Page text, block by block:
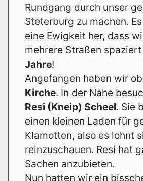
Rundgang durch unser
Steterburg zu machen.
eine Ewigkeit her, dass
mehrere Straßen
Jahre!
Angefangen haben wir
Kirche. In der Nähe
Resi (Kneip) Scheel. Sie
einen kleinen Laden für
Klamotten, also es lohnt
reinzuschauen. Resi hat
Sachen anzubieten.
Nun hatten wir ein